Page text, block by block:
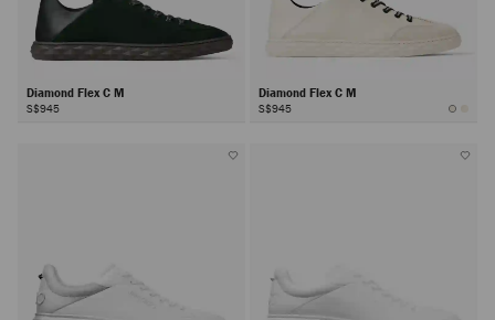
Diamond Flex C M
S$945
Diamond Flex C M
S$945